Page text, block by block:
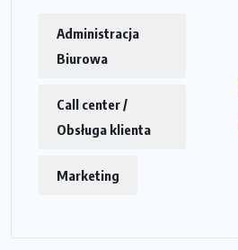
Administracja
Biurowa
Call center /
Obsługa klienta
Marketing